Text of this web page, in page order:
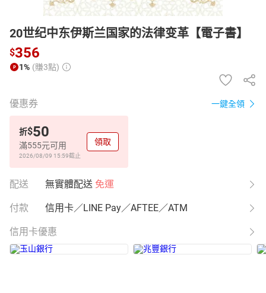
20世纪中东伊斯兰国家的法律变革【電子書】
$356
1% (賺3點)
優惠券 一鍵全領
折$50
滿555元可用
2026/08/09 15:59截止
領取
配送 無實體配送 免運
付款 信用卡／LINE Pay／AFTEE／ATM
信用卡優惠